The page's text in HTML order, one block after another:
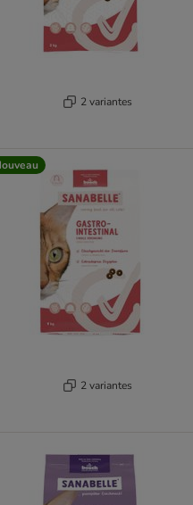
2 variantes
2 variantes